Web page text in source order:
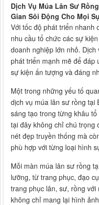
Dịch Vụ Múa Lân Sư
Gian Sôi Động Cho Mọi
Với tốc độ phát triển nhanh
nhu cầu tổ chức các sự
doanh nghiệp lớn nhỏ.
phát triển mạnh mẽ để đáp
sự kiện ấn tượng và đáng
Một trong những yếu tố
dịch vụ múa lân sư rồng tại
sáng tạo trong từng khâu
tại đây không chỉ chú trọng
nét đẹp truyền thống mà
phù hợp với từng loại hình
Mỗi màn múa lân sư rồng
lưỡng, từ trang phục, đạo
trang phục lân, sư, rồng
không chỉ mang lại hình